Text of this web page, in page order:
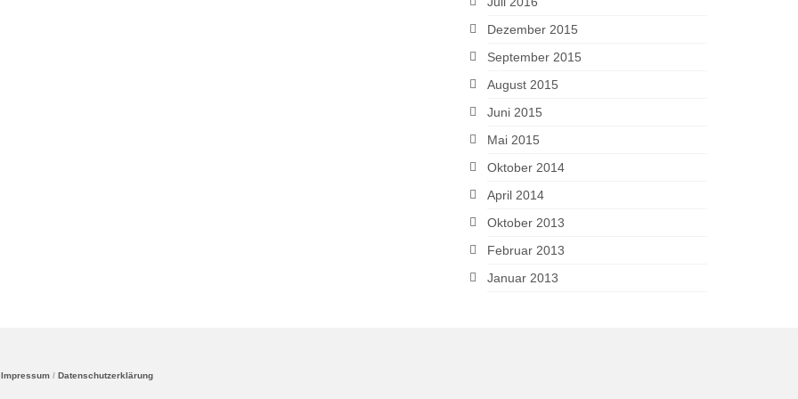
Dezember 2015
September 2015
August 2015
Juni 2015
Mai 2015
Oktober 2014
April 2014
Oktober 2013
Februar 2013
Januar 2013
Impressum / Datenschutzerklärung